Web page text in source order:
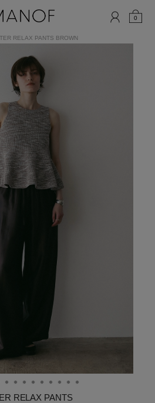
0
RELAX PANTS BROWN
RELAX PANTS